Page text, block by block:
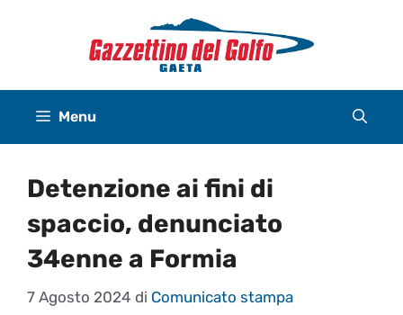
Menu
Detenzione ai fini di
spaccio, denunciato
34enne a Formia
7 Agosto 2024 di Comunicato stampa